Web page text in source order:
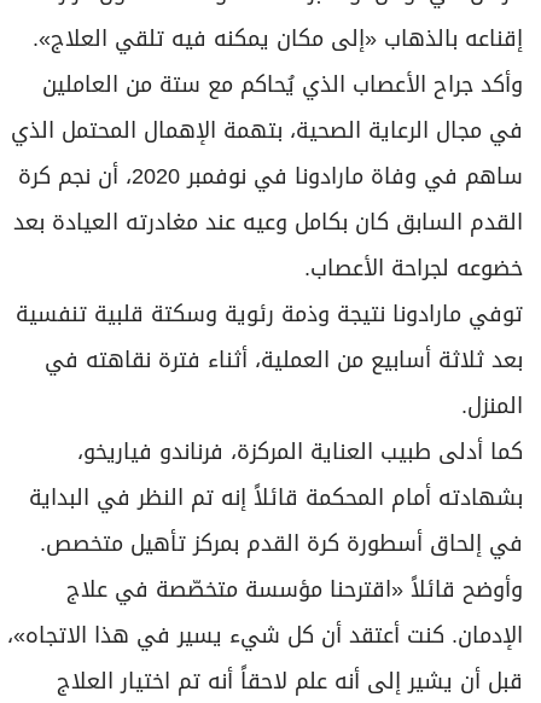
إقناعه بالذهاب «إلى مكان يمكنه فيه تلقي العلاج».
وأكد جراح الأعصاب الذي يُحاكم مع ستة من العاملين
في مجال الرعاية الصحية، بتهمة الإهمال المحتمل الذي
ساهم في وفاة مارادونا في نوفمبر 2020، أن نجم كرة
القدم السابق كان بكامل وعيه عند مغادرته العيادة بعد
خضوعه لجراحة الأعصاب.
توفي مارادونا نتيجة وذمة رئوية وسكتة قلبية تنفسية
بعد ثلاثة أسابيع من العملية، أثناء فترة نقاهته في
المنزل.
كما أدلى طبيب العناية المركزة، فرناندو فياريخو،
بشهادته أمام المحكمة قائلاً إنه تم النظر في البداية
في إلحاق أسطورة كرة القدم بمركز تأهيل متخصص.
وأوضح قائلاً «اقترحنا مؤسسة متخصّصة في علاج
الإدمان. كنت أعتقد أن كل شيء يسير في هذا الاتجاه»،
قبل أن يشير إلى أنه علم لاحقاً أنه تم اختيار العلاج